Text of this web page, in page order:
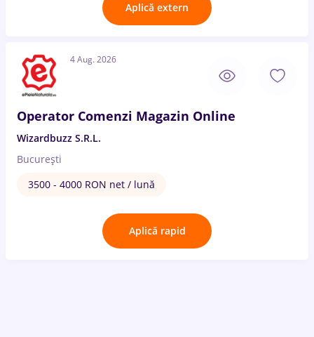
Aplică extern
4 Aug. 2026
Operator Comenzi Magazin Online
Wizardbuzz S.R.L.
București
3500 - 4000 RON net / lună
Aplică rapid